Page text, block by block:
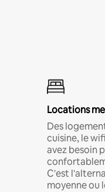
Locations
Des
cuisine, le
avez besoin
C'est
moyenne ou